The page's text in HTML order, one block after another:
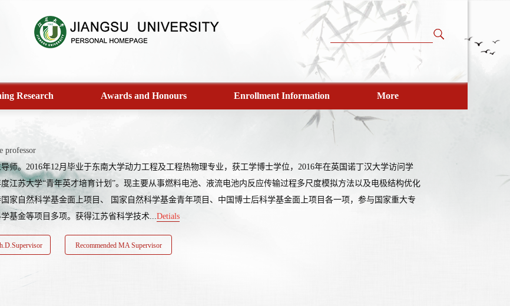
Research Awards and Honours Enrollment Information More
professor
师。2016年12月毕业于东南大学动力工程及工程热物理专业，获工学博士学位，2016年在英国诺丁汉大学访问学
江苏大学“青年英才培育计划”。现主要从事燃料电池、液流电池内反应传输过程多尺度模拟方法以及电极结构优化
家自然科学基金面上项目、 国家自然科学基金青年项目、中国博士后科学基金面上项目各一项，参与国家重大专
基金等项目多项。获得江苏省科学技术...Detials
Recommended MA Supervisor